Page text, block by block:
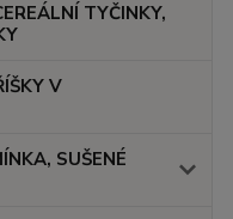
TYČINKY,
V
SUŠENÉ